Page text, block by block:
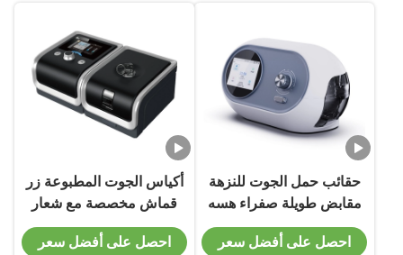
حقائب حمل الجوت للنزهة
مقابض طويلة صفراء هسه
للهدايا
احصل على أفضل سعر
أكياس الجوت المطبوعة زر
قماش مخصصة مع شعار
الشاطئ الأسود الطبيعي
مغلفة
احصل على أفضل سعر